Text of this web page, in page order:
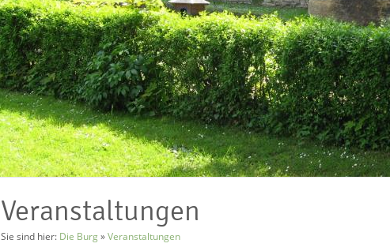
Veranstaltungen
Sie sind hier: Die Burg»Veranstaltungen